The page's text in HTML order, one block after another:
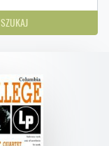
SZUKAJ